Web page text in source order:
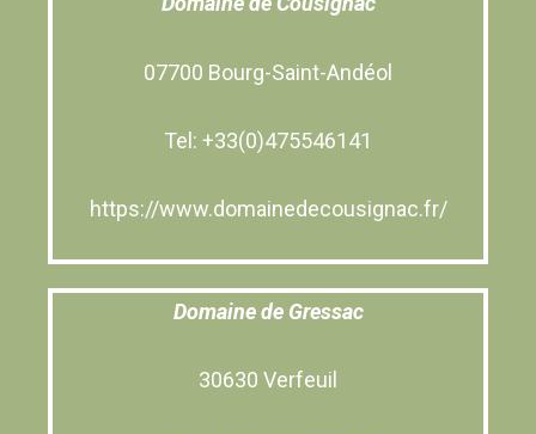
07700 Bourg-Saint-Andéol
Tel: +33(0)475546141
https://www.domainedecousignac.fr/
Domaine de Gressac
30630 Verfeuil